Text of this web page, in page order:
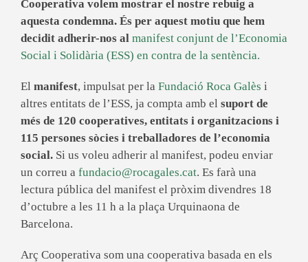
Cooperativa volem mostrar el nostre rebuig a
aquesta condemna. És per aquest motiu que hem
decidit adherir-nos al manifest conjunt de l’Economia
Social i Solidària (ESS) en contra de la sentència.
El manifest, impulsat per la Fundació Roca Galès i
altres entitats de l’ESS, ja compta amb el suport de
més de 120 cooperatives, entitats i organitzacions i
115 persones sòcies i treballadores de l’economia
social. Si us voleu adherir al manifest, podeu enviar
un correu a fundacio@rocagales.cat. Es farà una
lectura pública del manifest el pròxim divendres 18
d’octubre a les 11 h a la plaça Urquinaona de
Barcelona.
Arç Cooperativa som una cooperativa basada en els